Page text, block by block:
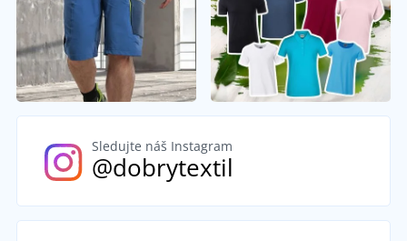
Sledujte náš Instagram
@dobrytextil